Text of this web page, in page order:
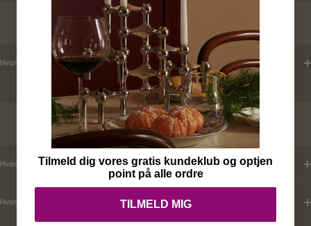
LEVERINGSTID
Hvordan tjekker jeg leveringstid ?
KUNDEKLUB
Hvad er mine fordele ?
Hvordan tilmelder jeg mig ?
Tilmeld dig vores gratis kundeklub og optjen
point på alle ordre
TILMELD MIG